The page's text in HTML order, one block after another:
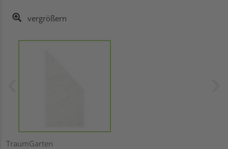
vergrößern
TraumGarten